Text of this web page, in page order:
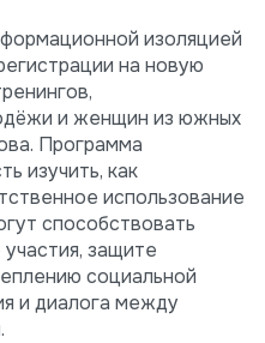
изоляцией
на новую
и женщин из южных
Программа
изучить, как
использование
способствовать
защите
социальной
и диалога между